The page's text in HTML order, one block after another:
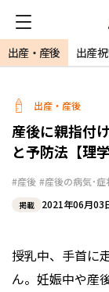
出産・産後 出産
出産・産後
産後に親指付
と予防法【理
#産後 #産後の病気･症
掲載 2021年06月03
授乳中、手首に
ん。妊娠中や産